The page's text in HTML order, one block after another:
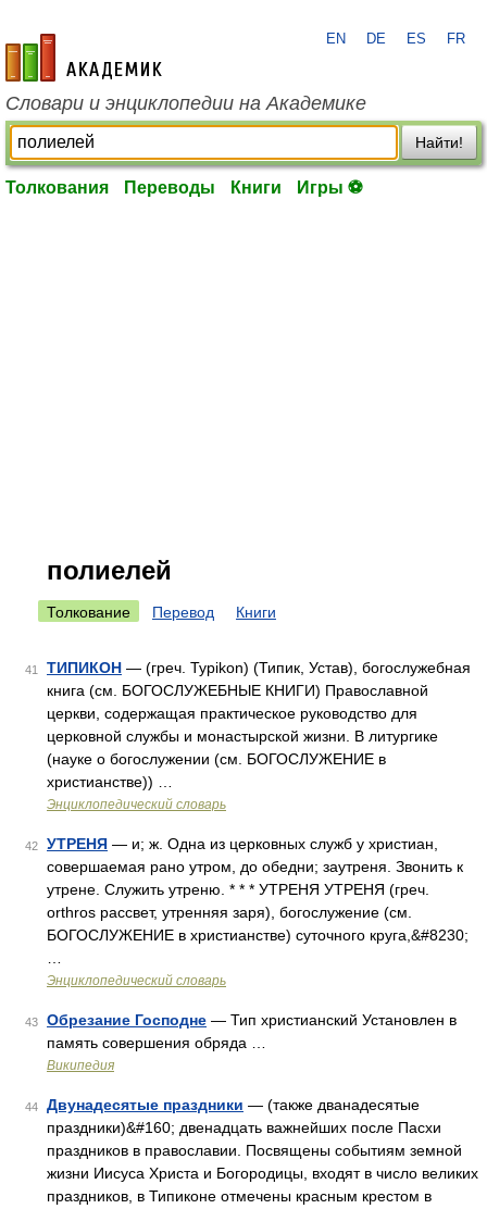
academic.ru
EN DE ES FR
Словари и энциклопедии на Академике
Найти!
Толкования Переводы Книги Игры ⚽
полиелей
Толкование Перевод Книги
41 ТИПИКОН — (греч. Typikon) (Типик, Устав), богослужебная
книга (см. БОГОСЛУЖЕБНЫЕ КНИГИ) Православной
церкви, содержащая практическое руководство для
церковной службы и монастырской жизни. В литургике
(науке о богослужении (см. БОГОСЛУЖЕНИЕ в
христианстве)) …
Энциклопедический словарь
42 УТРЕНЯ — и; ж. Одна из церковных служб у христиан,
совершаемая рано утром, до обедни; заутреня. Звонить к
утрене. Служить утреню. * * * УТРЕНЯ УТРЕНЯ (греч.
orthros рассвет, утренняя заря), богослужение (см.
БОГОСЛУЖЕНИЕ в христианстве) суточного круга,&#8230;
Энциклопедический словарь
43 Обрезание Господне — Тип христианский Установлен в
память совершения обряда …
Википедия
44 Двунадесятые праздники — (также дванадесятые
праздники)&#160; двенадцать важнейших после Пасхи
праздников в православии. Посвящены событиям земной
жизни Иисуса Христа и Богородицы, входят в число великих
праздников, в Типиконе отмечены красным крестом в